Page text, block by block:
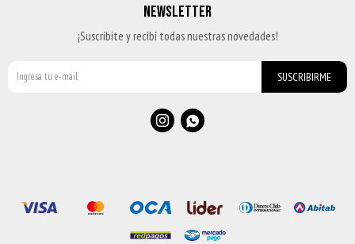
NEWSLETTER
¡Suscribite y recibí todas nuestras novedades!
SUSCRIBIRME
 